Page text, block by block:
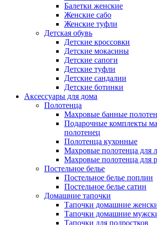
Балетки женские
Женские сабо
Женские туфли
Детская обувь
Детские кроссовки
Детские мокасины
Детские сапоги
Детские туфли
Детские сандалии
Детские ботинки
Аксессуары для дома
Полотенца
Махровые банные
Подарочные комплекты
полотенец
Полотенца кухонные
Махровые полотенца для
Махровые полотенца для
Постельное белье
Постельное белье поплин
Постельное белье сатин
Домашние тапочки
Тапочки домашние
Тапочки домашние
Тапочки для подростков